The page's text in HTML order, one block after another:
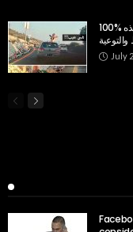
100% ملاحظة: إن النفايات على جانب الطريق مركبة وليست بهذه
July